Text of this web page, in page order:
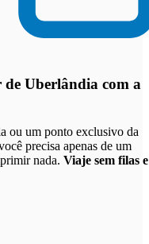
Uberlândia com a
ou um ponto exclusivo da
precisa apenas de um
nada. Viaje sem filas e